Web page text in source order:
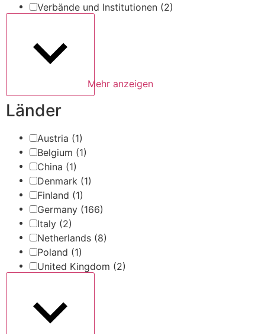
Verbände und Institutionen (2)
Mehr anzeigen
Länder
Austria (1)
Belgium (1)
China (1)
Denmark (1)
Finland (1)
Germany (166)
Italy (2)
Netherlands (8)
Poland (1)
United Kingdom (2)